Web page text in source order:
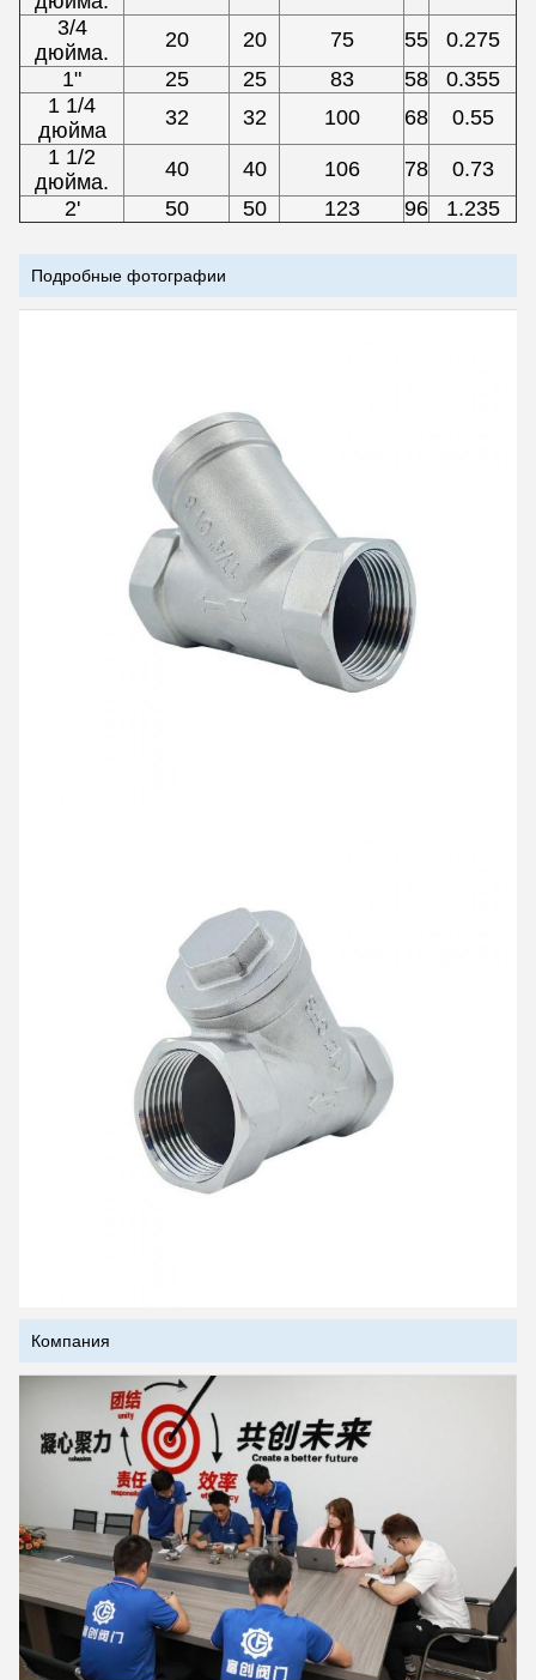
Оставьте сообщение
Мы скоро тебе перезвоним!
3/4
дюйма.
20 20 75 55
0.275
1"
25 25 83 58
0.355
1 1/4
дюйма
32 32 100 68
0.55
1 1/2
дюйма.
40 40 106 78
0.73
2'
50 50 123 96 1.235
Подробные фотографии
Компания